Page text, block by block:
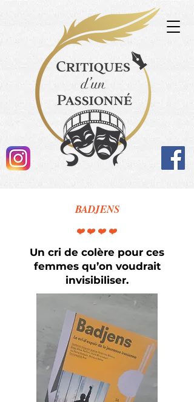
BADJENS
❤️❤️❤️❤️
Un cri de colère pour ces
femmes qu’on voudrait
invisibiliser.